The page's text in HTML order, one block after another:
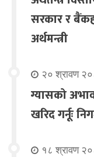
सरकार र
अर्थमन्त्री
२० श्रावण
ग्यासको
खरिद गर्नूः
१८ श्रावण